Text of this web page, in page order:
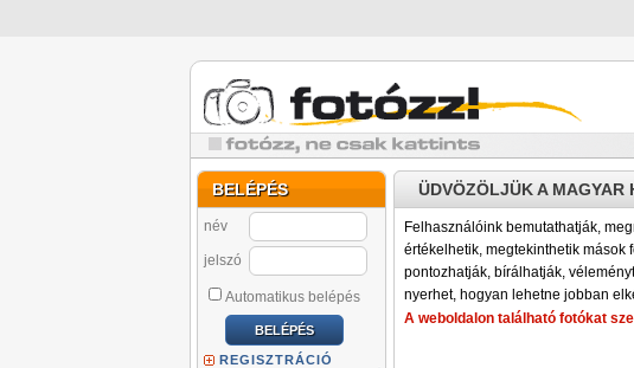
BELÉPÉS
név
jelszó
Automatikus belépés
REGISZTRÁCIÓ
ÜDVÖZÖLJÜK A MAGYAR
Felhasználóink bemutathatják,
értékelhetik, megtekinthetik mások
pontozhatják, bírálhatják,
nyerhet, hogyan lehetne jobban
A weboldalon található fotókat